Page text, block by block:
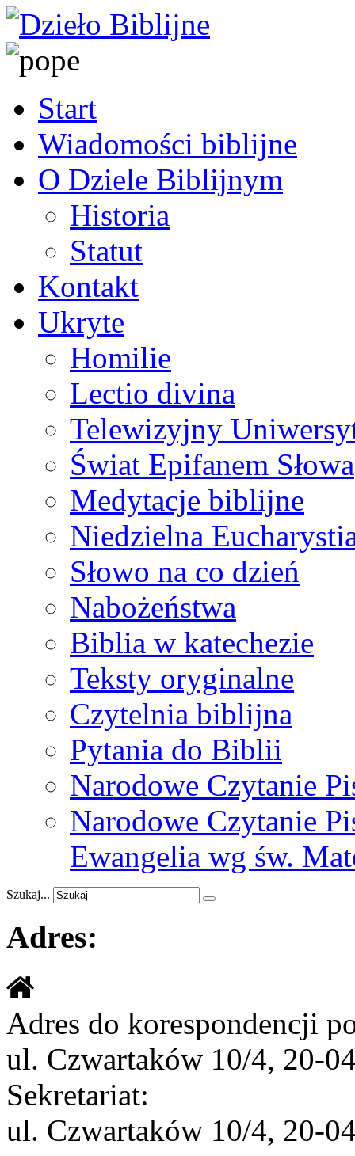
Start
Wiadomości biblijne
O Dziele Biblijnym
Historia
Statut
Kontakt
Ukryte
Homilie
Lectio divina
Telewizyjny
Świat Epifanem Słowa
Medytacje biblijne
Niedzielna
Słowo na co dzień
Nabożeństwa
Biblia w katechezie
Teksty oryginalne
Czytelnia biblijna
Pytania do Biblii
Narodowe Czytanie
Narodowe Czytanie
Ewangelia wg św.
Szukaj...
Adres:
Adres do korespondencji
ul. Czwartaków 10/4, 20-
Sekretariat:
ul. Czwartaków 10/4, 20-